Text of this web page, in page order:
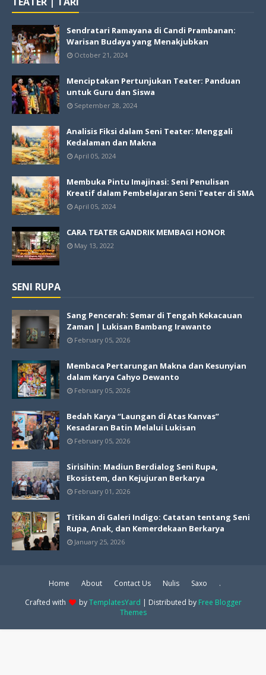
Sendratari Ramayana di Candi Prambanan:
Warisan Budaya yang Menakjubkan
October 21, 2024
Menciptakan Pertunjukan Teater: Panduan
untuk Guru dan Siswa
September 28, 2024
Analisis Fiksi dalam Seni Teater: Menggali
Kedalaman dan Makna
April 05, 2024
Membuka Pintu Imajinasi: Seni Penulisan
Kreatif dalam Pembelajaran Seni Teater di SMA
April 05, 2024
CARA TEATER GANDRIK MEMBAGI HONOR
May 13, 2022
SENI RUPA
Sang Pencerah: Semar di Tengah Kekacauan
Zaman | Lukisan Bambang Irawanto
February 05, 2026
Membaca Pertarungan Makna dan Kesunyian
dalam Karya Cahyo Dewanto
February 05, 2026
Bedah Karya “Laungan di Atas Kanvas”
Kesadaran Batin Melalui Lukisan
February 05, 2026
Sirisihin: Madiun Berdialog Seni Rupa,
Ekosistem, dan Kejujuran Berkarya
February 01, 2026
Titikan di Galeri Indigo: Catatan tentang Seni
Rupa, Anak, dan Kemerdekaan Berkarya
January 25, 2026
Home About Contact Us Nulis Saxo
.
Crafted with
byTemplatesYard | Distributed by Free Blogger
Themes